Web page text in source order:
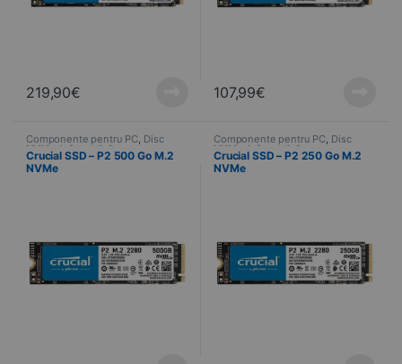
219,90€ 107,99€
Componente pentru PC, Disc
NVMe ,Informatică
Crucial SSD – P2 500 Go M.2
NVMe
Componente pentru PC, Disc
NVMe ,Informatică
Crucial SSD – P2 250 Go M.2
NVMe